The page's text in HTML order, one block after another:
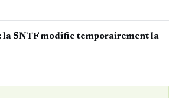
la SNTF modifie temporairement la